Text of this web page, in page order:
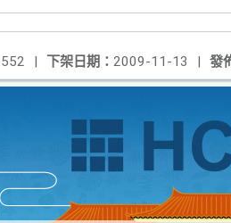
發
下架日期： 2009-11-13 |
552 |